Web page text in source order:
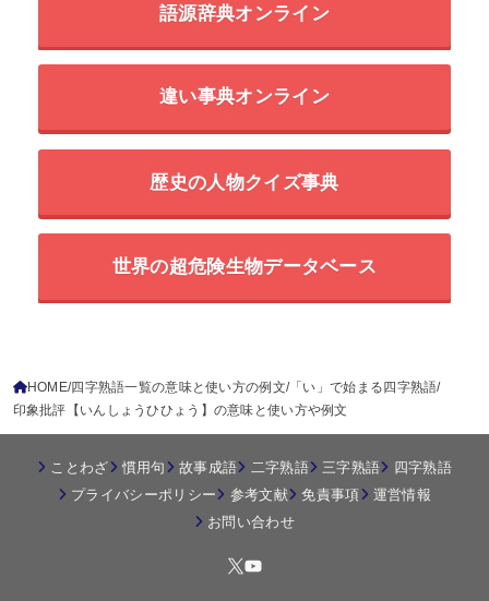
語源辞典オンライン
違い事典オンライン
歴史の人物クイズ事典
世界の超危険生物データベース
HOME 四字熟語一覧の意味と使い方の例文 「い」で始まる四字熟語
印象批評【いんしょうひひょう】の意味と使い方や例文
ことわざ 慣用句 故事成語 二字熟語 三字熟語
四字熟語
プライバシーポリシー
参考文献 免責事項
運営情報
お問い合わせ